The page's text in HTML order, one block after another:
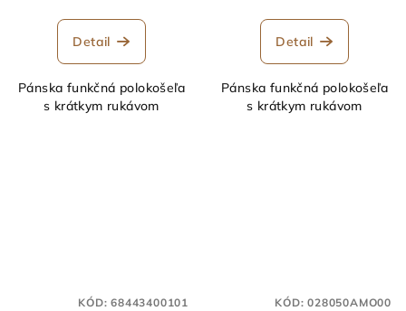
Detail
Pánska funkčná polokošeľa
s krátkym rukávom
Detail
Pánska funkčná polokošeľa
s krátkym rukávom
KÓD:68443400101 KÓD:028050AMO00